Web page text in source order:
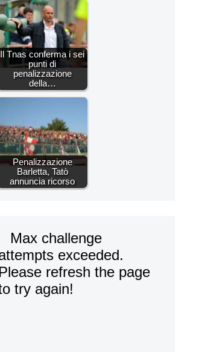
Il Tnas conferma i sei
punti di
penalizzazione
della…
Penalizzazione
Barletta, Tatò
annuncia ricorso